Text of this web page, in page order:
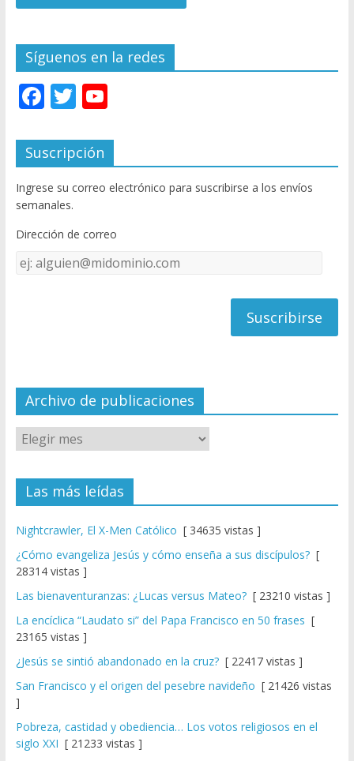
Síguenos en la redes
F
e
b
o
o
k
T
itt
er
Y
u
T
u
e
C
el
Suscripción
Ingrese su correo electrónico para suscribirse a los envíos
semanales.
Dirección de correo
Dirección
de
Archivo de publicaciones
Las más leídas
Nightcrawler, El X-Men Católico [ 34635 vistas ]
¿Cómo evangeliza Jesús y cómo enseña a sus discípulos?[
28314 vistas ]
Las bienaventuranzas: ¿Lucas versus Mateo?[ 23210 vistas ]
La encíclica “Laudato si” del Papa Francisco en 50 frases [
23165 vistas ]
¿Jesús se sintió abandonado en la cruz?[ 22417 vistas ]
San Francisco y el origen del pesebre navideño [ 21426 vistas
]
Pobreza, castidad y obediencia… Los votos religiosos en el
siglo XXI [ 21233 vistas ]